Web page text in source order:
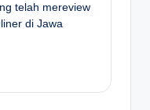
telah mereview
di Jawa